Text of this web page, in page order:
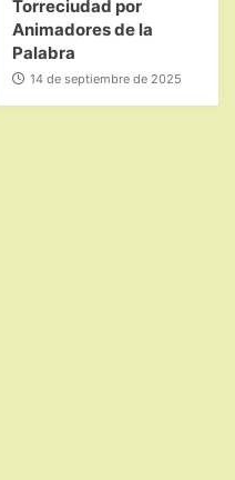
Torreciudad por
Animadores de la
Palabra
14 de septiembre de 2025